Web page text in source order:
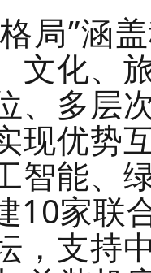
局”涵
文化、
、多层
现优势
智能、
10家联
，支持